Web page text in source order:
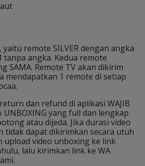
remote SILVER dengan angka
angka. Kedua remote
SAMA. Remote TV akan dikirim
mendapatkan 1 remote di setiap
dan refund di aplikasi WAJIB
yang full dan lengkap
atau dijeda. Jika durasi video
tidak dapat dikirimkan secara utuh
upload video unboxing ke link
lalu kirimkan link ke WA